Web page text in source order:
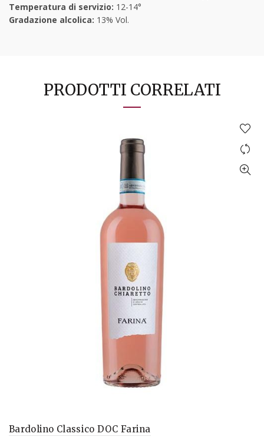
Temperatura di servizio: 12-14°
Gradazione alcolica: 13% Vol.
PRODOTTI CORRELATI
Bardolino Classico DOC Farina